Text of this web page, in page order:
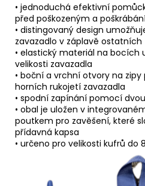
• jednoduchá efektivní
před poškozeným a
• distingovaný design
zavazadlo v záplavě ostatních
• elastický materiál na bocích
velikosti zavazadla
• boční a vrchní otvory na
horních rukojetí zavazadla
• spodní zapínání pomocí
• obal je uložen v
poutkem pro zavěšení, které
přídavná kapsa
• určeno pro velikosti kufrů do